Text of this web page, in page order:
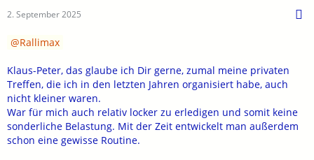
2. September 2025
Rallimax
Klaus-Peter, das glaube ich Dir gerne, zumal meine privaten
Treffen, die ich in den letzten Jahren organisiert habe, auch
nicht kleiner waren.
War für mich auch relativ locker zu erledigen und somit keine
sonderliche Belastung. Mit der Zeit entwickelt man außerdem
schon eine gewisse Routine.